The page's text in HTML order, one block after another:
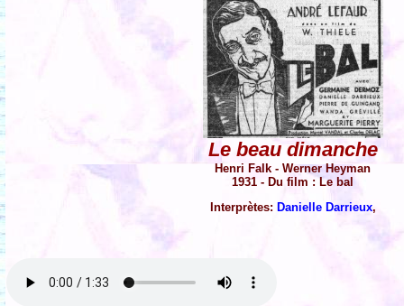
Le beau dimanche
Henri Falk - Werner Heyman
1931 - Du film : Le bal
Interprètes: Danielle Darrieux,